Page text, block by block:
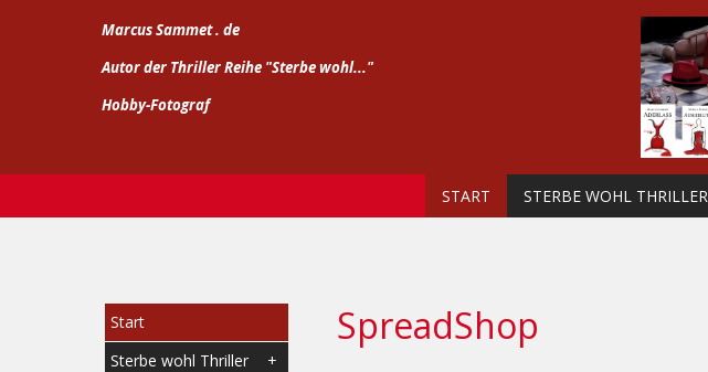
Marcus Sammet . de
Autor der Thriller Reihe "Sterbe wohl..."
Hobby-Fotograf
START STERBE WOHL THRILLER
Start
Sterbe wohl Thriller
SpreadShop